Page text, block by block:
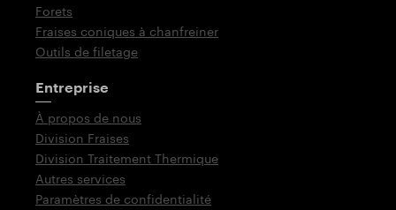
Forets
Fraises coniques à chanfreiner
Outils de filetage
Entreprise
À propos de nous
Division Fraises
Division Traitement Thermique
Autres services
Paramètres de confidentialité